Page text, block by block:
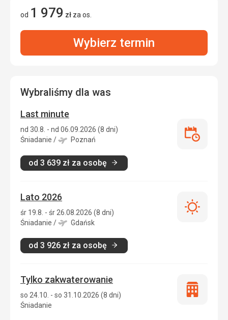
od 1 979 zł za os.
Wybierz termin
Wybraliśmy dla was
Last minute
nd 30.8. - nd 06.09.2026 (8 dni)
Śniadanie / Poznań
od 3 639 zł za osobę
Last
Lato 2026
śr 19.8. - śr 26.08.2026 (8 dni)
Śniadanie / Gdańsk
od 3 926 zł za osobę
Lato
Tylko zakwaterowanie
so 24.10. - so 31.10.2026 (8 dni)
Śniadanie
Tylko